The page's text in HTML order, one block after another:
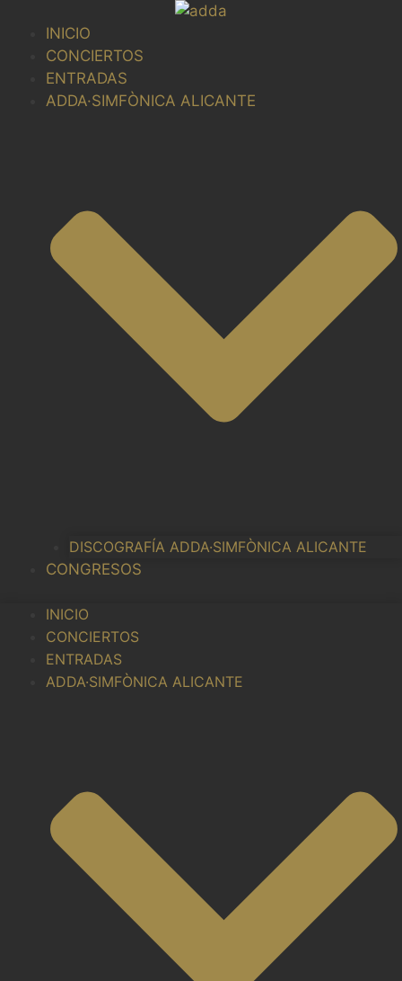
contenido
INICIO
CONCIERTOS
ENTRADAS
ADDA·SIMFÒNICA ALICANTE
DISCOGRAFÍA ADDA·SIMFÒNICA ALICANTE
CONGRESOS
INICIO
CONCIERTOS
ENTRADAS
ADDA·SIMFÒNICA ALICANTE